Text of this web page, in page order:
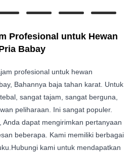
Profesional untuk Hewan
Babay
profesional untuk hewan
Bahannya baja tahan karat. Untuk
sangat tajam, sangat berguna,
peliharaan. Ini sangat populer.
Anda dapat mengirimkan pertanyaan
beberapa. Kami memiliki berbagai
kami untuk mendapatkan